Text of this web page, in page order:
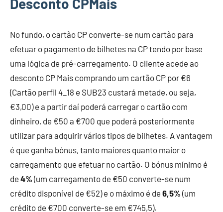
No fundo, o cartão CP converte-se num cartão para
efetuar o pagamento de bilhetes na CP tendo por base
uma lógica de pré-carregamento. O cliente acede ao
desconto CP Mais comprando um cartão CP por €6
(Cartão perfil 4_18 e SUB23 custará metade, ou seja,
€3,00) e a partir daí poderá carregar o cartão com
dinheiro, de €50 a €700 que poderá posteriormente
utilizar para adquirir vários tipos de bilhetes. A vantagem
é que ganha bónus, tanto maiores quanto maior o
carregamento que efetuar no cartão. O bónus mínimo é
de 4% (um carregamento de €50 converte-se num
crédito disponível de €52) e o máximo é de 6,5% (um
crédito de €700 converte-se em €745,5).